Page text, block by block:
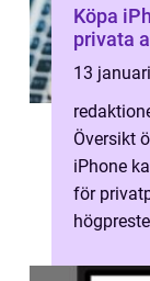
Köpa
privata
13
Översikt
iPhone
för